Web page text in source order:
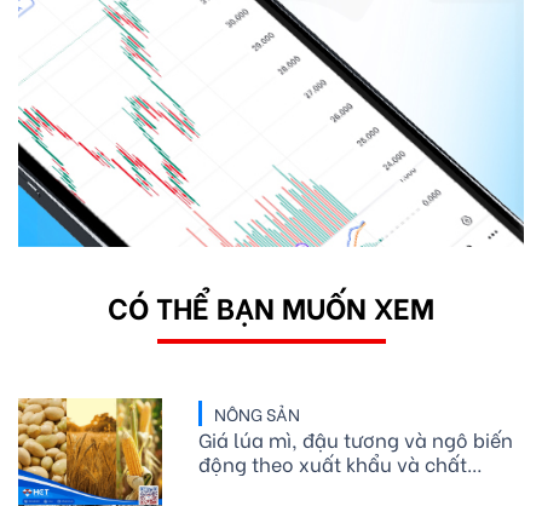
CÓ THỂ BẠN MUỐN XEM
NÔNG SẢN
Giá lúa mì, đậu tương và ngô biến
động theo xuất khẩu và chất